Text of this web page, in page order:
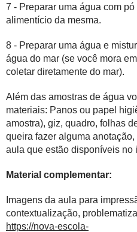
7 - Preparar uma água com
alimentício da mesma.
8 - Preparar uma água e
água do mar (se você mora
coletar diretamente do mar).
Além das amostras de água
materiais: Panos ou papel
amostra), giz, quadro, folhas
queira fazer alguma
aula que estão disponíveis no
Material complementar:
Imagens da aula para
contextualização,
https://nova-escola-